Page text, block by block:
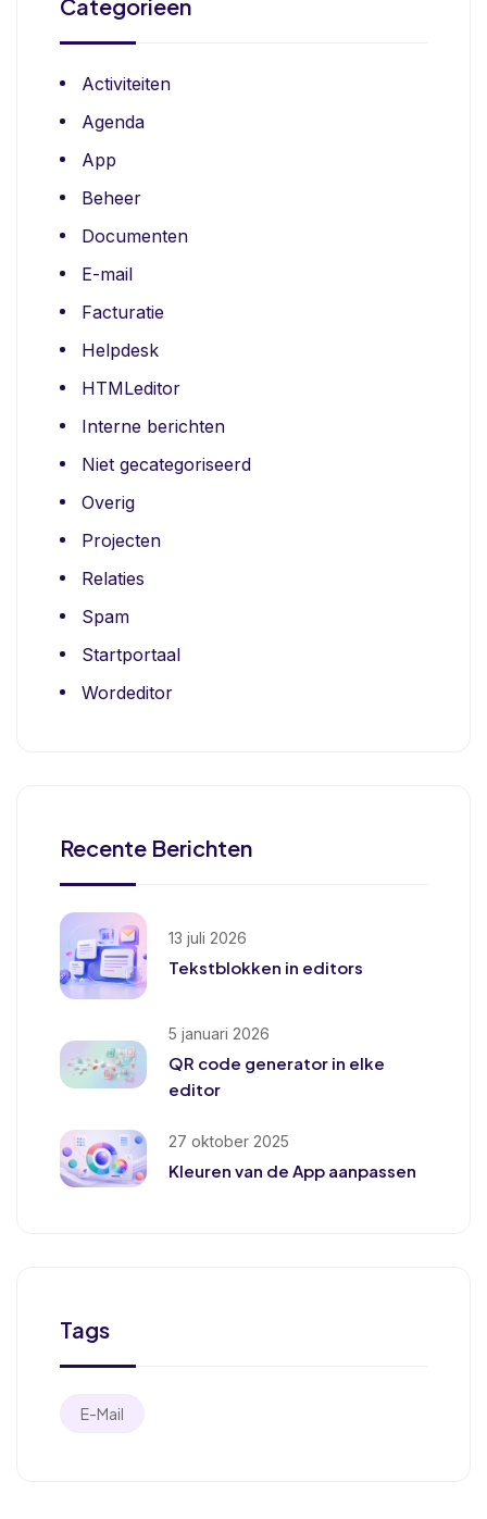
Categorieen
Activiteiten
Agenda
App
Beheer
Documenten
E-mail
Facturatie
Helpdesk
HTMLeditor
Interne berichten
Niet gecategoriseerd
Overig
Projecten
Relaties
Spam
Startportaal
Wordeditor
Recente Berichten
13 juli 2026
Tekstblokken in editors
5 januari 2026
QR code generator in elke
editor
27 oktober 2025
Kleuren van de App aanpassen
Tags
E-Mail